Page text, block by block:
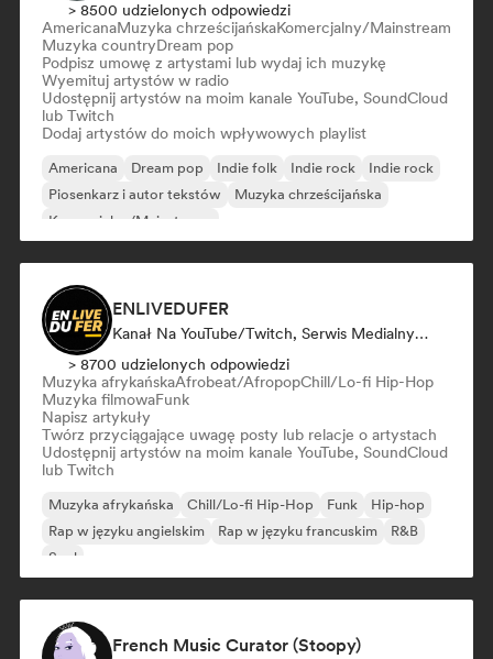
> 8500 udzielonych odpowiedzi
AmericanaMuzyka chrześcijańskaKomercjalny/Mainstream
Muzyka countryDream pop
Podpisz umowę z artystami lub wydaj ich muzykę
Wyemituj artystów w radio
Udostępnij artystów na moim kanale YouTube, SoundCloud
lub Twitch
Dodaj artystów do moich wpływowych playlist
Americana Dream pop Indie folk Indie rock
Indie rock
Piosenkarz i autor tekstów
Muzyka chrześcijańska
Komercjalny/Mainstream
ENLIVEDUFER
Kanał Na YouTube/Twitch, Serwis Medialny/Dziennikarz, Influencer W Mediach Społecznościowych
> 8700 udzielonych odpowiedzi
Muzyka afrykańskaAfrobeat/AfropopChill/Lo-fi Hip-Hop
Muzyka filmowaFunk
Napisz artykuły
Twórz przyciągające uwagę posty lub relacje o artystach
Udostępnij artystów na moim kanale YouTube, SoundCloud
lub Twitch
Muzyka afrykańska Chill/Lo-fi Hip-Hop Funk
Hip-hop
Rap w języku angielskim
Rap w języku francuskim
R&B
Soul
French Music Curator (Stoopy)